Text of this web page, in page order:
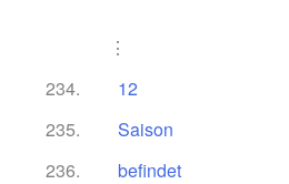
⋮
234.
12
235.
Saison
236.
befindet